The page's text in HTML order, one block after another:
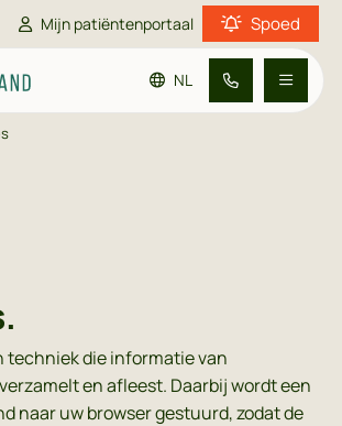
Mijn patiëntenportaal Spoed
NL
.
techniek die informatie van
en afleest. Daarbij wordt een
naar uw browser gestuurd, zodat de